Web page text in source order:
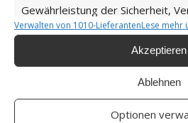
Gewährleistung der Sicherheit,
und Aufdeckung von Betrug und
Fehlerbehebung, Bereitstellung
von Werbung und Inhalten.
Verwalten von 1010-LieferantenLese mehr
Akzeptieren
Ablehnen
Optionen
Als Amazon-Partner